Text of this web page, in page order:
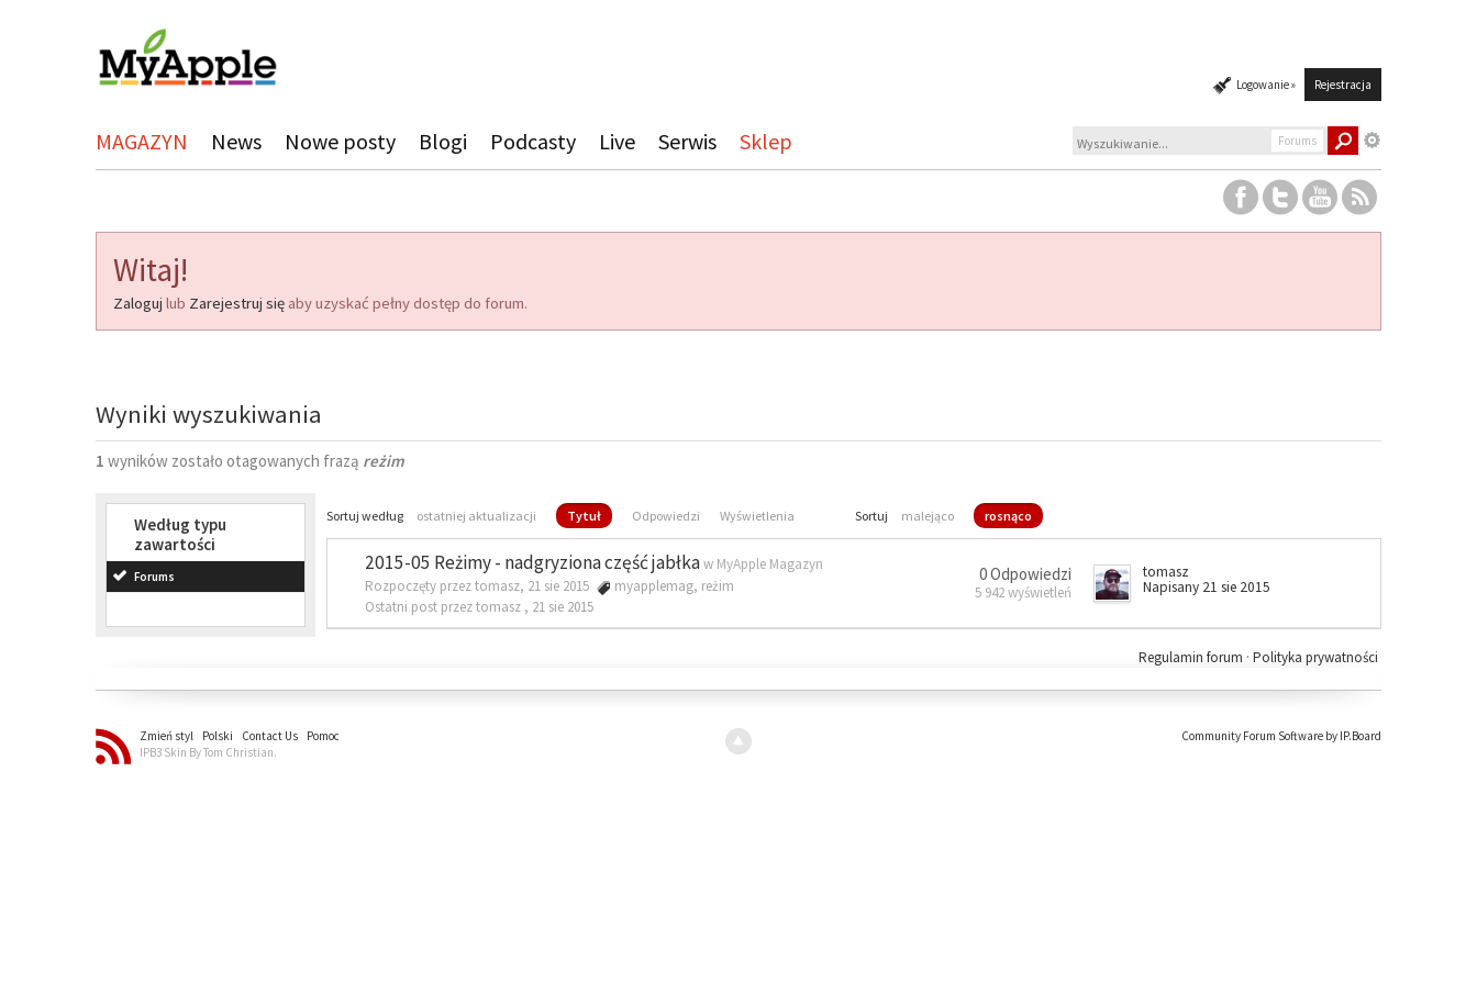
Logowanie » Rejestracja
MAGAZYN News Nowe posty Blogi Podcasty Live Serwis Sklep Forums
Witaj!
Zaloguj lub Zarejestruj się aby uzyskać pełny dostęp do forum.
Wyniki wyszukiwania
1 wyników zostało otagowanych frazą reżim
Według typu
zawartości
Forums
Sortuj według ostatniej aktualizacji Tytuł Odpowiedzi Wyświetlenia Sortuj malejąco rosnąco
2015-05 Reżimy - nadgryziona część jabłkaw MyApple Magazyn
Rozpoczęty przez tomasz, 21 sie 2015
myapplemag, reżim
Ostatni post przez tomasz , 21 sie 2015
0 Odpowiedzi
5 942 wyświetleń
tomasz
Napisany 21 sie 2015
Polityka prywatności
Regulamin forum ·
Zmień styl Polski Contact Us
Pomoc
IPB3 Skin By Tom Christian.
Community Forum Software by IP.Board